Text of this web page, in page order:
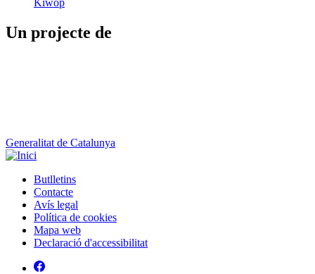
Un projecte de
Generalitat de Catalunya
Peu
Butlletins
Contacte
Avís legal
Política de cookies
Mapa web
Declaració d'accessibilitat